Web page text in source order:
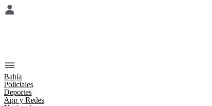
Bahía
Policiales
Deportes
App y Redes